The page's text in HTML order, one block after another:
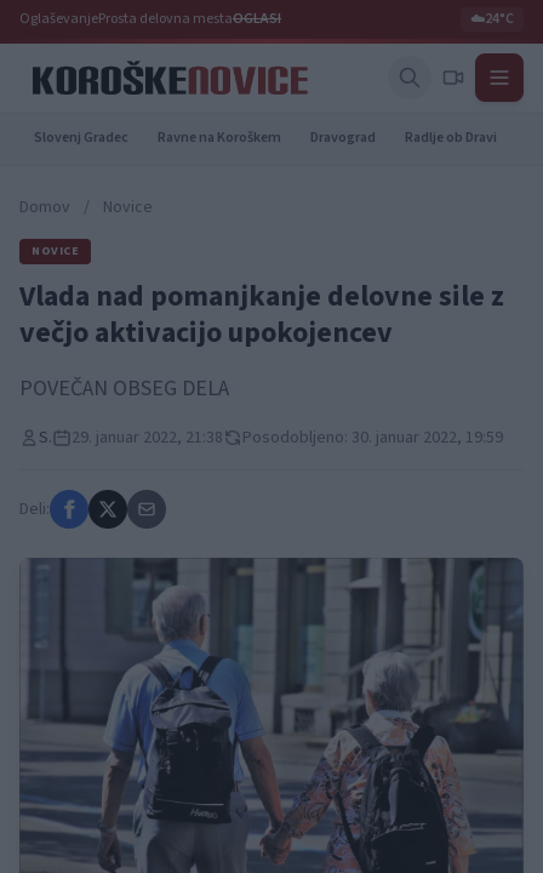
OglaševanjeProsta delovna mestaOGLASI ☁️24°C
Slovenj Gradec Ravne na Koroškem Dravograd Radlje ob Dravi
Domov / Novice
NOVICE
Vlada nad pomanjkanje delovne sile z
večjo aktivacijo upokojencev
POVEČAN OBSEG DELA
S. 29. januar 2022, 21:38 Posodobljeno: 30. januar 2022, 19:59
Deli: